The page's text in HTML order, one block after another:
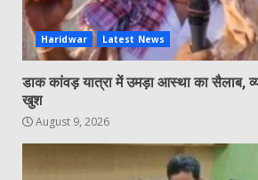
Haridwar Latest News
डाक कांवड़ यात्रा में उमड़ा आस्था का सैलाब,
खुश
August 9, 2026